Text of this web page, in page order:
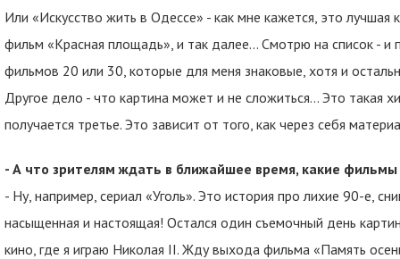
Или «Искусство жить в Одессе» - как мне кажется, это лучшая
фильм «Красная площадь», и так далее... Смотрю на список - и
фильмов 20 или 30, которые для меня знаковые, хотя и
Другое дело - что картина может и не сложиться… Это такая
получается третье. Это зависит от того, как через себя
- А что зрителям ждать в ближайшее время, какие
- Ну, например, сериал «Уголь». Это история про лихие 90-е,
насыщенная и настоящая! Остался один съемочный день
кино, где я играю Николая II. Жду выхода фильма «Память